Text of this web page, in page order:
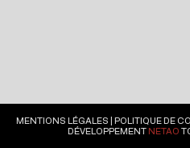
MENTIONS LÉGALES POLITIQUE DE
DÉVELOPPEMENT NETAO